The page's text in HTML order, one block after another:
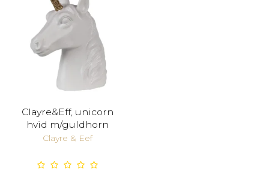
Clayre&Eff, unicorn
hvid m/guldhorn
Clayre & Eef